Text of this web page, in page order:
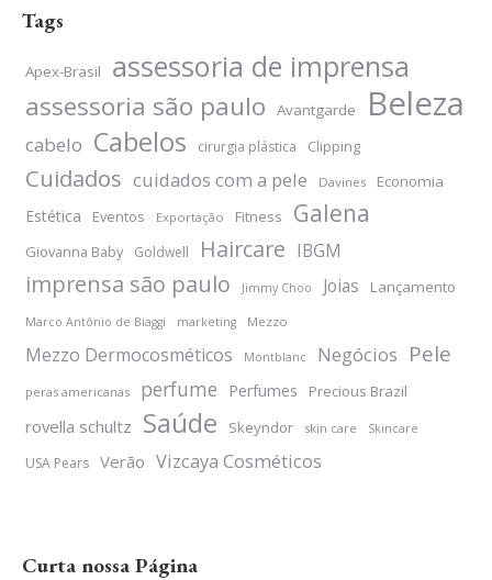
Tags
Apex-Brasil assessoria de imprensa
assessoria são paulo Avantgarde Beleza
cabelo Cabelos cirurgia plástica Clipping
Cuidados cuidados com a pele Davines Economia
Estética Eventos Exportação Fitness Galena
Giovanna Baby Goldwell Haircare IBGM
imprensa são paulo Jimmy Choo Joias Lançamento
Marco Antônio de Biaggi marketing Mezzo
Mezzo Dermocosméticos Montblanc Negócios Pele
peras americanas perfume Perfumes Precious Brazil
rovella schultz Saúde Skeyndor skin care Skincare
USA Pears Verão Vizcaya Cosméticos
Curta nossa Página